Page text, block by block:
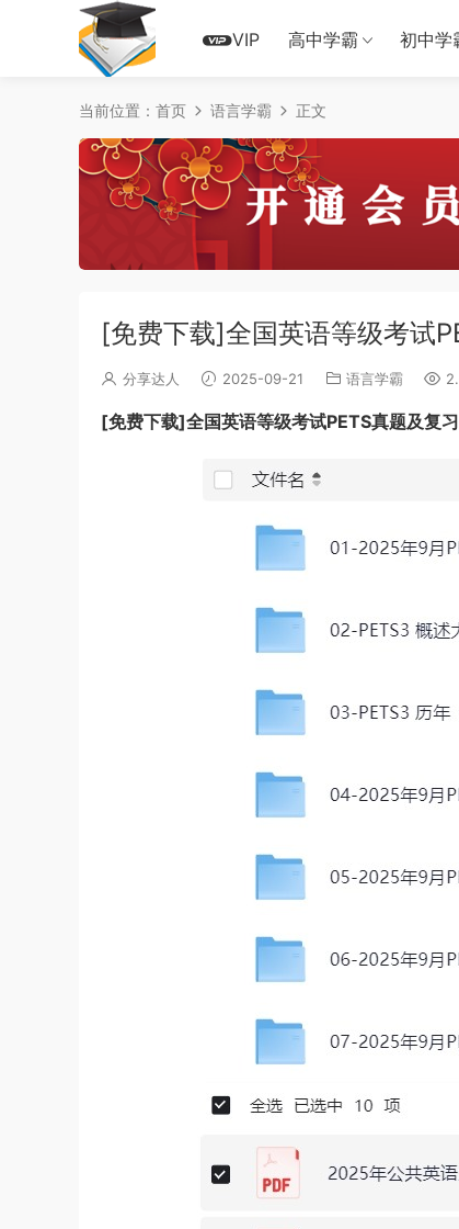
VIP 高中学霸 初中学
当前位置： 首页 语言学霸 正文
[免费下载]全国英语等级考试
分享达人 2025-09-21 语言学霸
[免费下载]全国英语等级考试PETS真题及复